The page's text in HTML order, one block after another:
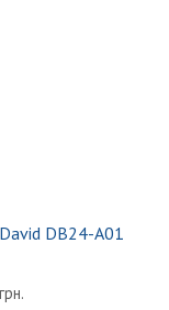
DB24-A01
грн.